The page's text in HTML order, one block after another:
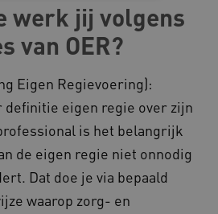
werk jij volgens
van OER?
Eigen Regievoering):
eigen regie over zijn
is het belangrijk
de eigen regie niet onnodig
Dat doe je via bepaald
waarop zorg- en
Analytische cookies
Marketing cookies
en technische cookies zorgen
werkt. Deze cookies
en maken geen inbreuk
.youtube.com
.youtube.com